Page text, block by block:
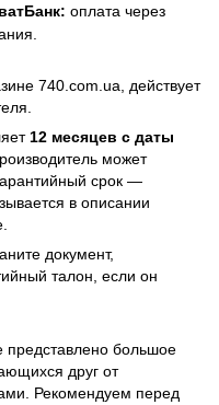
оплата через
740.com.ua, действует
12 месяцев с даты
может
срок —
в описании
документ,
талон, если он
представлено большое
друг от
Рекомендуем перед